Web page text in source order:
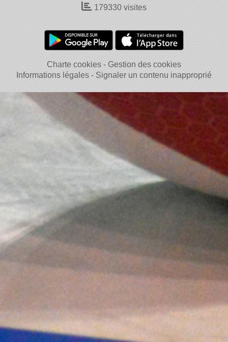
179330 visites
Charte cookies
Gestion des cookies
Informations légales
Signaler un contenu inapproprié